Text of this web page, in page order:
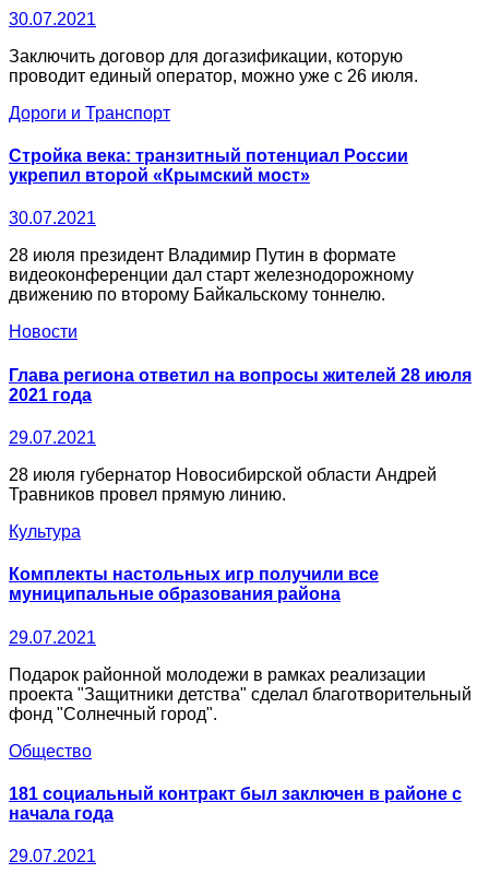
30.07.2021
Заключить договор для догазификации, которую
проводит единый оператор, можно уже с 26 июля.
Дороги и Транспорт
Стройка века: транзитный потенциал России
укрепил второй «Крымский мост»
30.07.2021
28 июля президент Владимир Путин в формате
видеоконференции дал старт железнодорожному
движению по второму Байкальскому тоннелю.
Новости
Глава региона ответил на вопросы жителей 28 июля
2021 года
29.07.2021
28 июля губернатор Новосибирской области Андрей
Травников провел прямую линию.
Культура
Комплекты настольных игр получили все
муниципальные образования района
29.07.2021
Подарок районной молодежи в рамках реализации
проекта "Защитники детства" сделал благотворительный
фонд "Солнечный город".
Общество
181 социальный контракт был заключен в районе с
начала года
29.07.2021